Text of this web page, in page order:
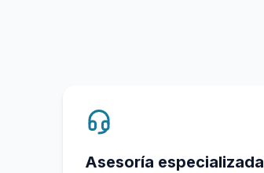
Asesoría especializada